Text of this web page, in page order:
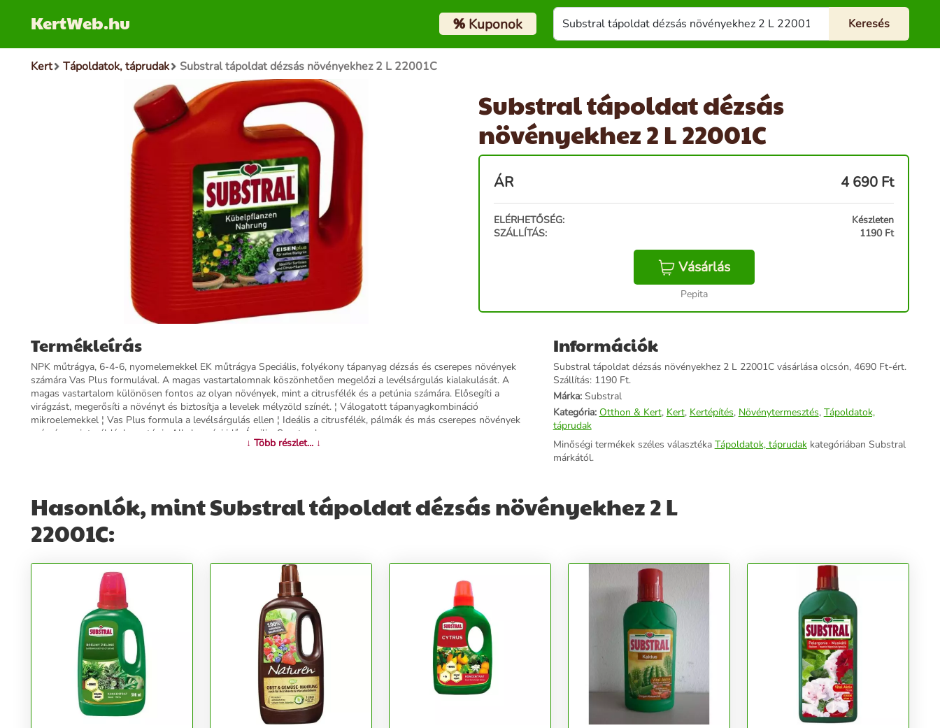
KertWeb.hu %Kuponok
Kert Tápoldatok, táprudak Substral tápoldat dézsás növényekhez 2 L 22001C
Substral tápoldat dézsás
növényekhez 2 L 22001C
ÁR 4 690 Ft
ELÉRHETŐSÉG:
Készleten
SZÁLLÍTÁS:
1190 Ft
Vásárlás
Pepita
Termékleírás
NPK műtrágya, 6-4-6, nyomelemekkel EK műtrágya Speciális, folyékony tápanyag dézsás és cserepes növények
számára Vas Plus formulával. A magas vastartalomnak köszönhetően megelőzi a levélsárgulás kialakulását. A
magas vastartalom különösen fontos az olyan növények, mint a citrusfélék és a petúnia számára. Elősegíti a
virágzást, megerősíti a növényt és biztosítja a levelek mélyzöld színét. ¦ Válogatott tápanyagkombináció
mikroelemekkel ¦ Vas Plus formula a levélsárgulás ellen ¦ Ideális a citrusfélék, pálmák és más cserepes növények
számára, mint például a petúnia Alkalmazási idő: Április–Szeptember
↓ Több részlet... ↓
Információk
Substral tápoldat dézsás növényekhez 2 L 22001C vásárlása olcsón, 4690 Ft-ért.
Szállítás: 1190 Ft.
Márka:Substral
Kategória: Otthon & Kert, Kert, Kertépítés, Növénytermesztés, Tápoldatok,
táprudak
Minőségi termékek széles választéka Tápoldatok, táprudakkategóriában Substral
márkától.
Hasonlók, mint Substral tápoldat dézsás növényekhez 2 L
22001C: